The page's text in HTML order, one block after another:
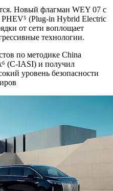
Новый флагман WEY 07 с
(Plug-in Hybrid Electric
от сети воплощает
технологии.
по методике China
(C-IASI) и получил
уровень безопасности